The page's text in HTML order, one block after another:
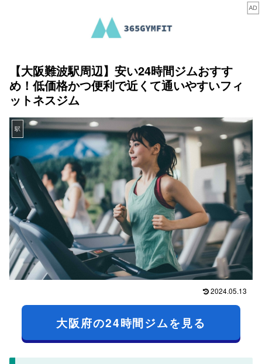
【大阪難波駅周辺】安い24時間ジムおすす
め！低価格かつ便利で近くて通いやすいフィ
ットネスジム
駅
2024.05.13
大阪府の24時間ジムを見る